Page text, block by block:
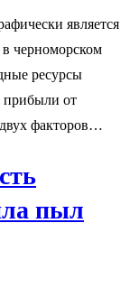
является
черноморском
ресурсы
прибыли от
факторов…
пыл